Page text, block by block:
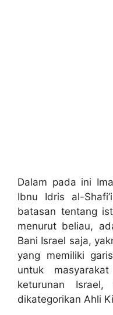
Dalam pada ini
Ibnu Idris al-
batasan tentang
menurut beliau,
Bani Israel saja,
yang memiliki
untuk
keturunan
dikategorikan Ahli